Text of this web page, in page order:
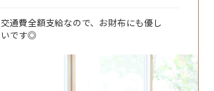
交通費全額支給なので、お財布にも優し
いです◎